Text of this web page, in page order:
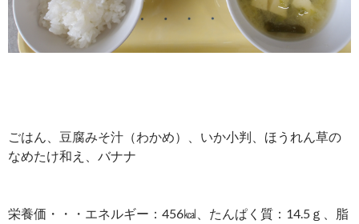
ごはん、豆腐みそ汁（わかめ）、いか小判、ほうれん草の
なめたけ和え、バナナ
栄養価・・・エネルギー：456㎉、たんぱく質：14.5ｇ、脂